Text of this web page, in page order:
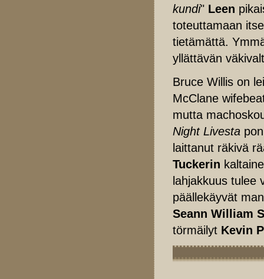
kundi" Leen
toteuttamaan
tietämättä.
yllättävän
Bruce Willis on
McClane
mutta
Night Livesta
laittanut räkivä
Tuckerin
lahjakkuus tulee
päällekäyvät
Seann William
törmäilyt Kevin